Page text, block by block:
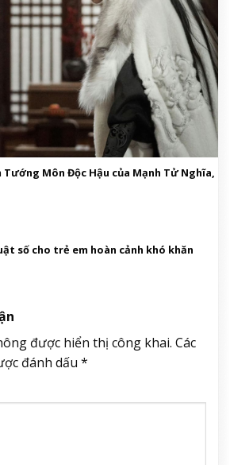
Môn Độc Hậu của Mạnh Tử Nghĩa,
số cho trẻ em hoàn cảnh khó khăn
được hiển thị công khai. Các
đánh dấu *